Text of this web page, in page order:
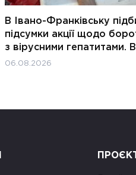
В Івано-Франківську
підсумки акції щодо
з вірусними гепатитами.
06.08.2026